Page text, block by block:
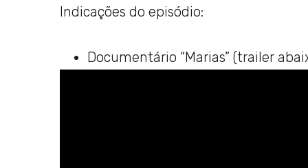
Indicações do episódio:
Documentário “Marias” (trailer